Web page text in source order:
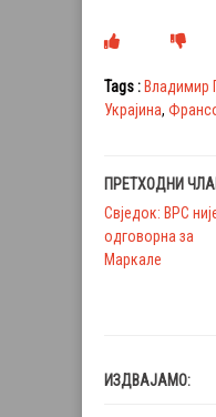
Tags : Владимир
Украјина,
ПРЕТХОДНИ
Свједок: ВРС
одговорна за
Маркале
ИЗДВАЈАМО: